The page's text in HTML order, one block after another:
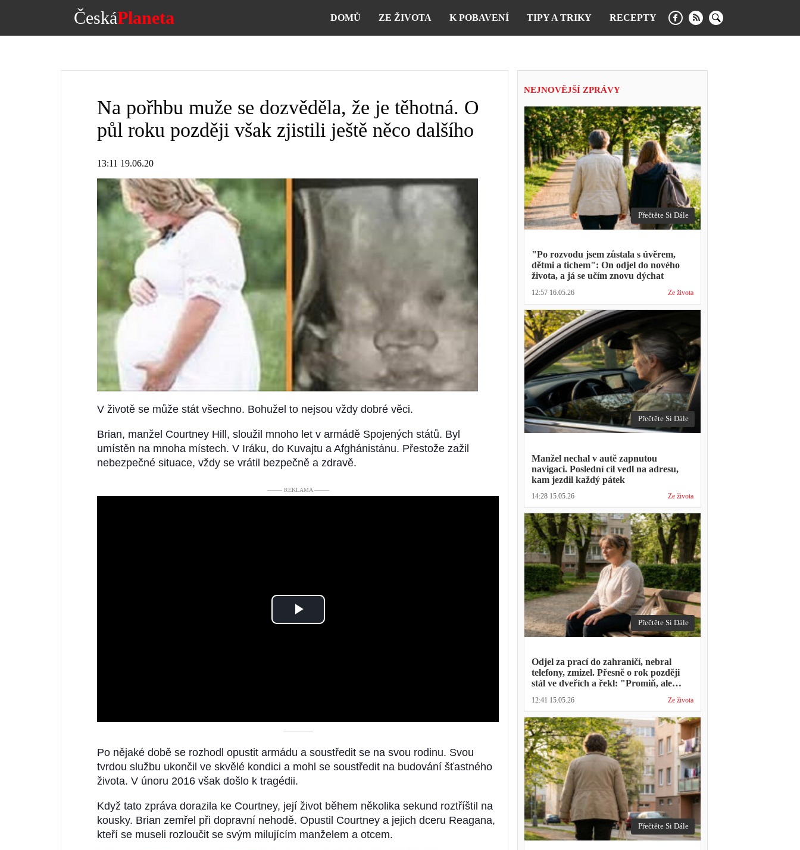
ČeskáPlaneta DOMŮ ZE ŽIVOTA K POBAVENÍ TIPY A TRIKY RECEPTY
Na pořhbu muže se dozvěděla, že je těhotná. O
půl roku později však zjistili ještě něco dalšího
13:11 19.06.20
V životě se může stát všechno. Bohužel to nejsou vždy dobré věci.
Brian, manžel Courtney Hill, sloužil mnoho let v armádě Spojených států. Byl
umístěn na mnoha místech. V Iráku, do Kuvajtu a Afghánistánu. Přestože zažil
nebezpečné situace, vždy se vrátil bezpečně a zdravě.
––––– REKLAMA –––––
Play
––––––––––
Po nějaké době se rozhodl opustit armádu a soustředit se na svou rodinu. Svou
tvrdou službu ukončil ve skvělé kondici a mohl se soustředit na budování šťastného
života. V únoru 2016 však došlo k tragédii.
Když tato zpráva dorazila ke Courtney, její život během několika sekund roztříštil na
kousky. Brian zemřel při dopravní nehodě. Opustil Courtney a jejich dceru Reagana,
kteří se museli rozloučit se svým milujícím manželem a otcem.
NEJNOVĚJŠÍ ZPRÁVY
Přečtěte Si Dále
"Po rozvodu jsem zůstala s úvěrem,
dětmi a tichem": On odjel do nového
života, a já se učím znovu dýchat
12:57 16.05.26 Ze života
Přečtěte Si Dále
Manžel nechal v autě zapnutou
navigaci. Poslední cíl vedl na adresu,
kam jezdil každý pátek
14:28 15.05.26 Ze života
Přečtěte Si Dále
Odjel za prací do zahraničí, nebral
telefony, zmizel. Přesně o rok později
stál ve dveřích a řekl: "Promiň, ale
12:41 15.05.26 Ze života
Přečtěte Si Dále